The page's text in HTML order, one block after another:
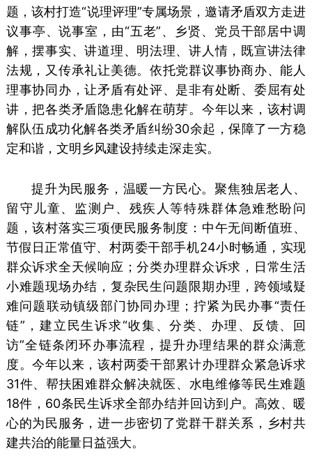
题，该村打造“说理评理”专属场景，邀请矛盾双方走进
议事亭、说事室，由“五老”、乡贤、党员干部居中调
解，摆事实、讲道理、明法理、讲人情，既宣讲法律
法规，又传承礼让美德。依托党群议事协商办、能人
理事协同办，让矛盾有处评、是非有处断、委屈有处
讲，把各类矛盾隐患化解在萌芽。今年以来，该村调
解队伍成功化解各类矛盾纠纷30余起，保障了一方稳
定和谐，文明乡风建设持续走深走实。
提升为民服务，温暖一方民心。聚焦独居老人、
留守儿童、监测户、残疾人等特殊群体急难愁盼问
题，该村落实三项便民服务制度：中午无间断值班、
节假日正常值守、村两委干部手机24小时畅通，实现
群众诉求全天候响应；分类办理群众诉求，日常生活
小难题现场办结，复杂民生问题限期办理，跨领域疑
难问题联动镇级部门协同办理；拧紧为民办事“责任
链”，建立民生诉求“收集、分类、办理、反馈、回
访”全链条闭环办事流程，提升办理结果的群众满意
度。今年以来，该村两委干部累计办理群众紧急诉求
31件、帮扶困难群众解决就医、水电维修等民生难题
18件，60条民生诉求全部办结并回访到户。高效、暖
心的为民服务，进一步密切了党群干群关系，乡村共
建共治的能量日益强大。